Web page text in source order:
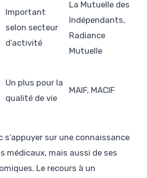
Important
selon secteur
d’activité
La Mutuelle des
Indépendants,
Radiance
Mutuelle
Un plus pour la
qualité de vie
MAIF, MACIF
s’appuyer sur une connaissance
médicaux, mais aussi de ses
Le recours à un